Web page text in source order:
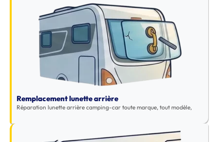
Remplacement lunette arrière
Réparation lunette arrière camping-car toute marque, tout modèle,